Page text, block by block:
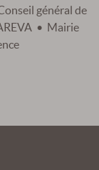
général de
• Mairie